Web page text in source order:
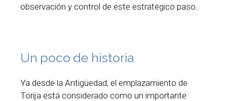
observación y control de este estratégico paso.
Un poco de historia
Ya desde la Antigüedad, el emplazamiento de
Torija está considerado como un importante